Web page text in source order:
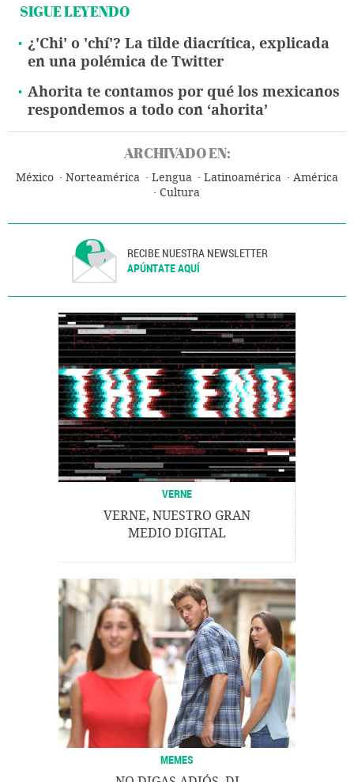
SIGUE LEYENDO
¿'Chi' o 'chí'? La tilde diacrítica, explicada
en una polémica de Twitter
Ahorita te contamos por qué los mexicanos
respondemos a todo con ‘ahorita’
ARCHIVADO EN:
México Norteamérica Lengua Latinoamérica
América
Cultura
RECIBE NUESTRA NEWSLETTER
APÚNTATE AQUÍ
VERNE
VERNE, NUESTRO GRAN
MEDIO DIGITAL
MEMES